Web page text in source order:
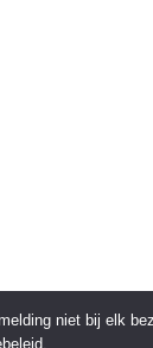
niet bij elk